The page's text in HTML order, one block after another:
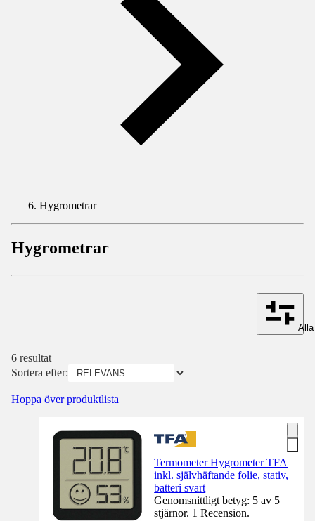
Hygrometrar
Hygrometrar
6 resultat
Sortera efter:
Hoppa över produktlista
Termometer Hygrometer TFA
inkl. självhäftande folie, stativ,
batteri svart
Genomsnittligt betyg: 5 av 5
stjärnor. 1 Recension.